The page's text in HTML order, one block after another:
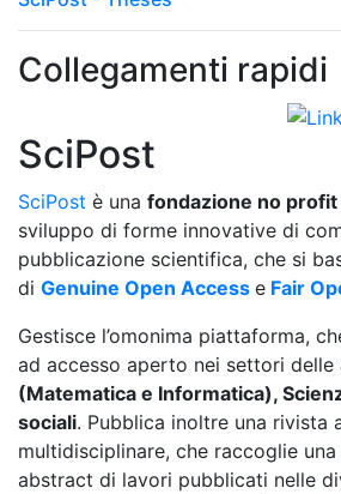
SciPost
SciPost è una fondazione no profit
sviluppo di forme innovative di
pubblicazione scientifica, che si
di Genuine Open Access e Fair
Gestisce l’omonima piattaforma,
ad accesso aperto nei settori delle
(Matematica e Informatica),
sociali. Pubblica inoltre una rivista
multidisciplinare, che raccoglie
abstract di lavori pubblicati nelle
Collegamenti rapidi